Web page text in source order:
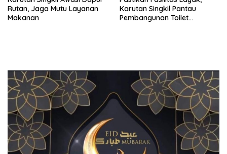
Rutan, Jaga Mutu Layanan
Makanan
Karutan Singkil Pantau
Pembangunan Toilet